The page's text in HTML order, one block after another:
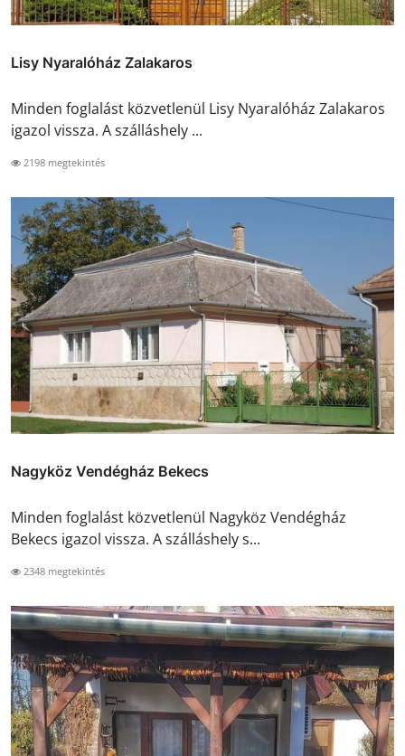
Lisy Nyaralóház Zalakaros
Minden foglalást közvetlenül Lisy Nyaralóház Zalakaros
igazol vissza. A szálláshely ...
2198 megtekintés
Nagyköz Vendégház Bekecs
Minden foglalást közvetlenül Nagyköz Vendégház
Bekecs igazol vissza. A szálláshely s...
2348 megtekintés